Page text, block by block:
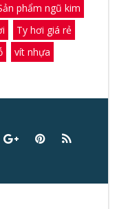
phẩm ngũ kim
Ty hơi giá rẻ
vít nhựa